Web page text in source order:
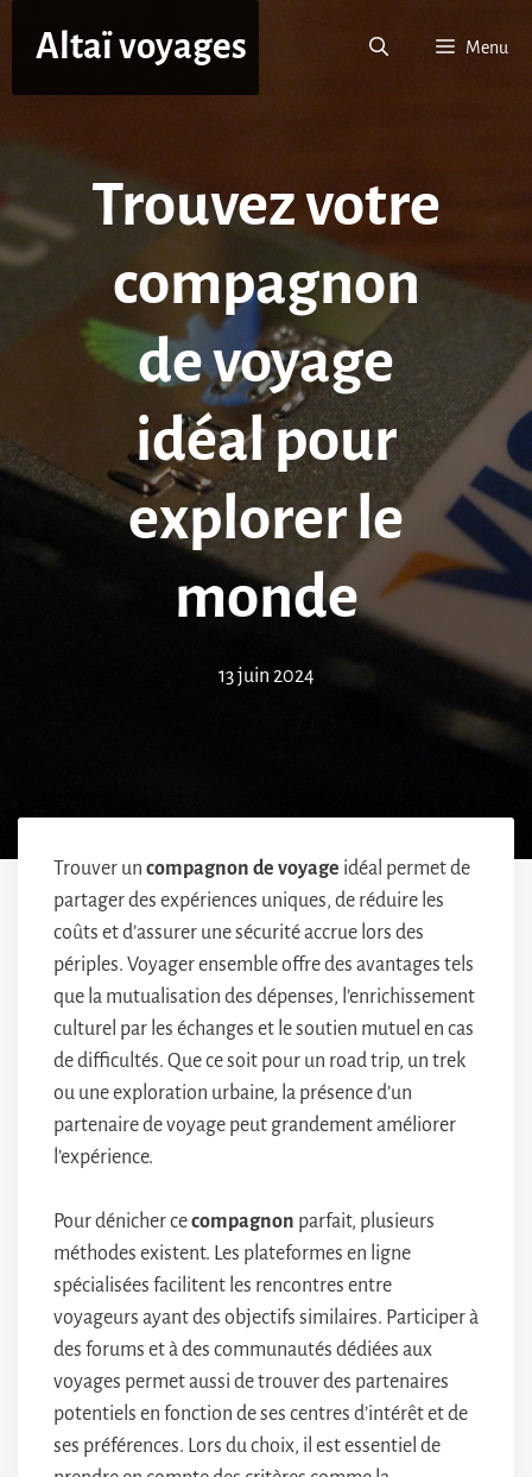
Altaï voyages Menu
Trouvez votre
compagnon
de voyage
idéal pour
explorer le
monde
13 juin 2024
Trouver un compagnon de voyage idéal permet de
partager des expériences uniques, de réduire les
coûts et d’assurer une sécurité accrue lors des
périples. Voyager ensemble offre des avantages tels
que la mutualisation des dépenses, l’enrichissement
culturel par les échanges et le soutien mutuel en cas
de difficultés. Que ce soit pour un road trip, un trek
ou une exploration urbaine, la présence d’un
partenaire de voyage peut grandement améliorer
l’expérience.
Pour dénicher cecompagnon parfait, plusieurs
méthodes existent. Les plateformes en ligne
spécialisées facilitent les rencontres entre
voyageurs ayant des objectifs similaires. Participer à
des forums et à des communautés dédiées aux
voyages permet aussi de trouver des partenaires
potentiels en fonction de ses centres d’intérêt et de
ses préférences. Lors du choix, il est essentiel de